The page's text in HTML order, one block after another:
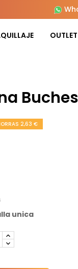
OUTLET
Buches
2,63 €
unica